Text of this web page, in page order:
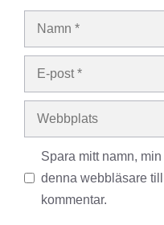
Namn
Webbplats
Spara mitt namn,
denna webbläsare
kommentar.